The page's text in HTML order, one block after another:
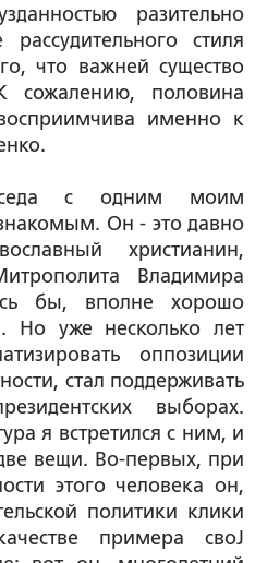
разительно
стиля
что важней существо
половина
именно к
с одним моим
Он - это давно
христианин,
Владимира
бы, вполне хорошо
Но уже несколько лет
оппозиции
стал поддерживать
выборах.
я встретился с ним, и
вещи. Во-первых, при
этого человека он,
политики клики
примера своЈ